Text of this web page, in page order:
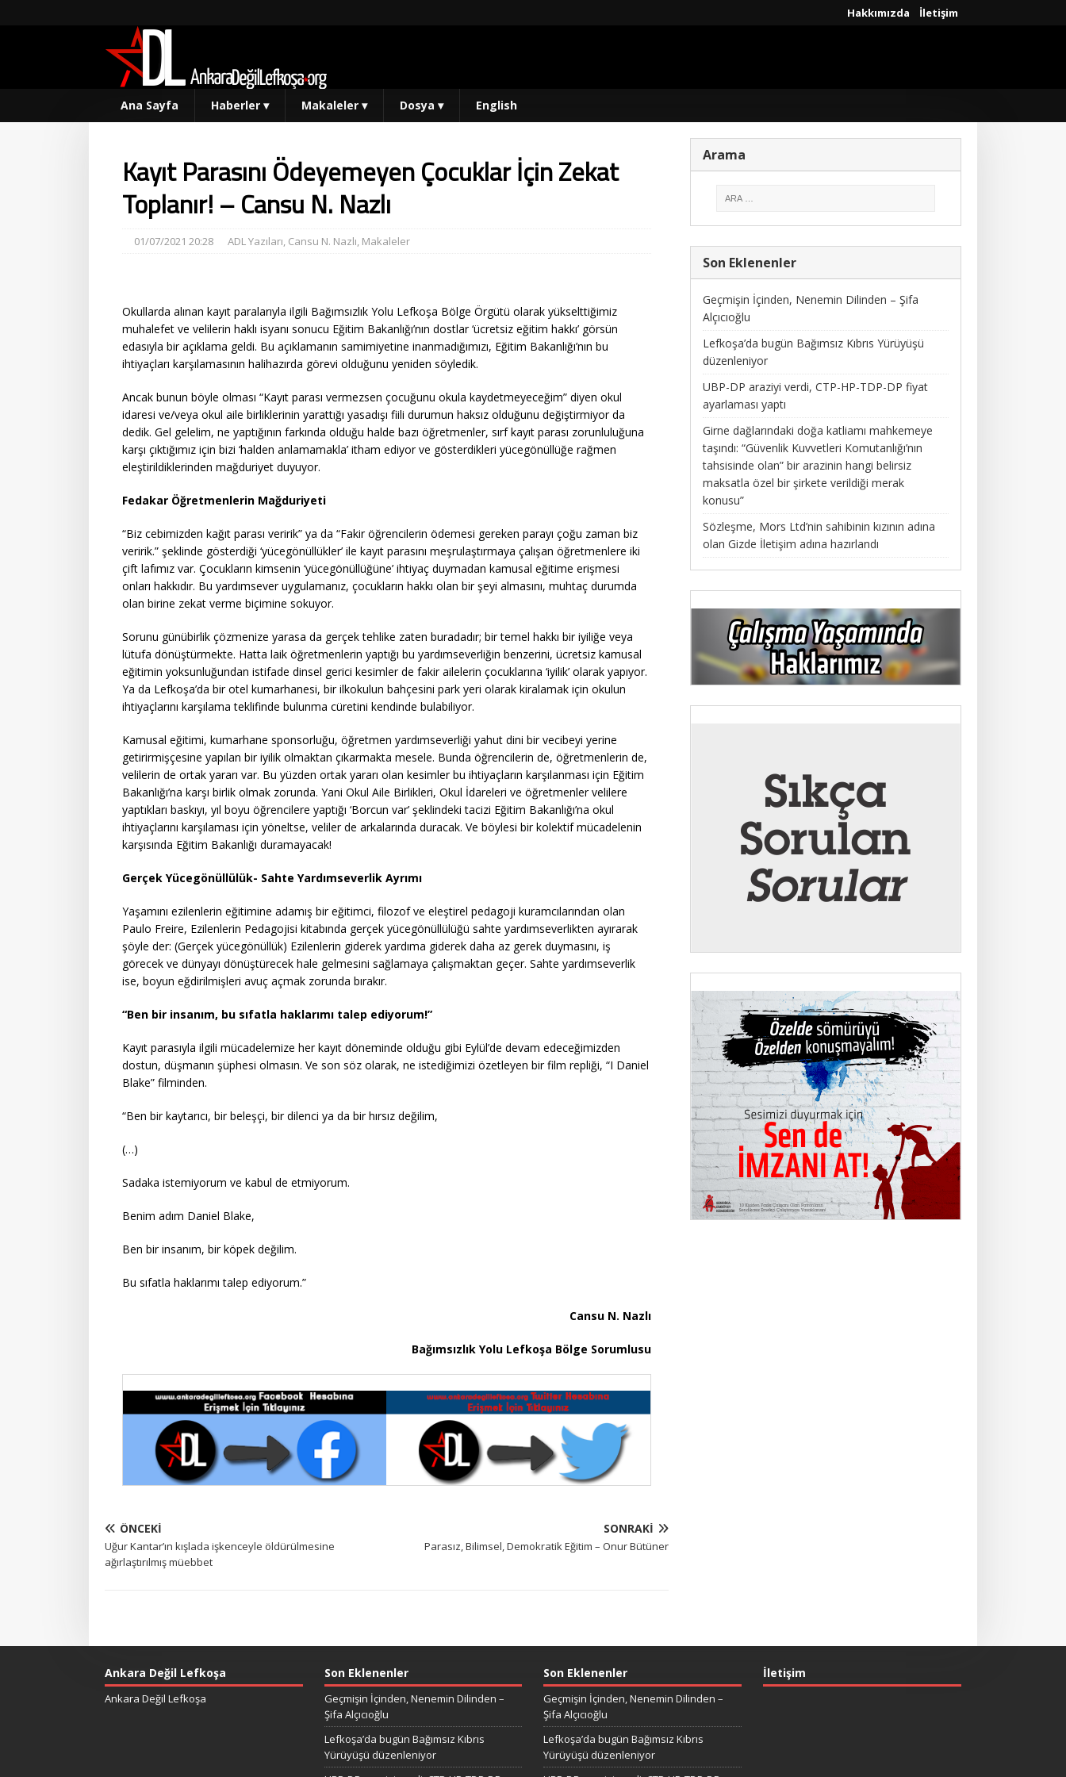
Hakkımızda İletişim
Ana Sayfa Haberler ▾ Makaleler ▾ Dosya ▾ English
Kayıt Parasını Ödeyemeyen Çocuklar İçin Zekat
Toplanır! – Cansu N. Nazlı
01/07/2021 20:28 ADL Yazıları, Cansu N. Nazlı, Makaleler
Okullarda alınan kayıt paralarıyla ilgili Bağımsızlık Yolu Lefkoşa Bölge Örgütü olarak yükselttiğimiz
muhalefet ve velilerin haklı isyanı sonucu Eğitim Bakanlığı’nın dostlar ‘ücretsiz eğitim hakkı’ görsün
edasıyla bir açıklama geldi. Bu açıklamanın samimiyetine inanmadığımızı, Eğitim Bakanlığı’nın bu
ihtiyaçları karşılamasının halihazırda görevi olduğunu yeniden söyledik.
Ancak bunun böyle olması “Kayıt parası vermezsen çocuğunu okula kaydetmeyeceğim” diyen okul
idaresi ve/veya okul aile birliklerinin yarattığı yasadışı fiili durumun haksız olduğunu değiştirmiyor da
dedik. Gel gelelim, ne yaptığının farkında olduğu halde bazı öğretmenler, sırf kayıt parası zorunluluğuna
karşı çıktığımız için bizi ‘halden anlamamakla’ itham ediyor ve gösterdikleri yücegönüllüğe rağmen
eleştirildiklerinden mağduriyet duyuyor.
Fedakar Öğretmenlerin Mağduriyeti
“Biz cebimizden kağıt parası veririk” ya da “Fakir öğrencilerin ödemesi gereken parayı çoğu zaman biz
veririk.” şeklinde gösterdiği ‘yücegönüllükler’ ile kayıt parasını meşrulaştırmaya çalışan öğretmenlere iki
çift lafımız var. Çocukların kimsenin ‘yücegönüllüğüne’ ihtiyaç duymadan kamusal eğitime erişmesi
onları hakkıdır. Bu yardımsever uygulamanız, çocukların hakkı olan bir şeyi almasını, muhtaç durumda
olan birine zekat verme biçimine sokuyor.
Sorunu günübirlik çözmenize yarasa da gerçek tehlike zaten buradadır; bir temel hakkı bir iyiliğe veya
lütufa dönüştürmekte. Hatta laik öğretmenlerin yaptığı bu yardımseverliğin benzerini, ücretsiz kamusal
eğitimin yoksunluğundan istifade dinsel gerici kesimler de fakir ailelerin çocuklarına ‘iyilik’ olarak yapıyor.
Ya da Lefkoşa’da bir otel kumarhanesi, bir ilkokulun bahçesini park yeri olarak kiralamak için okulun
ihtiyaçlarını karşılama teklifinde bulunma cüretini kendinde bulabiliyor.
Kamusal eğitimi, kumarhane sponsorluğu, öğretmen yardımseverliği yahut dini bir vecibeyi yerine
getirirmişçesine yapılan bir iyilik olmaktan çıkarmakta mesele. Bunda öğrencilerin de, öğretmenlerin de,
velilerin de ortak yararı var. Bu yüzden ortak yararı olan kesimler bu ihtiyaçların karşılanması için Eğitim
Bakanlığı’na karşı birlik olmak zorunda. Yani Okul Aile Birlikleri, Okul İdareleri ve öğretmenler velilere
yaptıkları baskıyı, yıl boyu öğrencilere yaptığı ‘Borcun var’ şeklindeki tacizi Eğitim Bakanlığı’na okul
ihtiyaçlarını karşılaması için yöneltse, veliler de arkalarında duracak. Ve böylesi bir kolektif mücadelenin
karşısında Eğitim Bakanlığı duramayacak!
Gerçek Yücegönüllülük- Sahte Yardımseverlik Ayrımı
Yaşamını ezilenlerin eğitimine adamış bir eğitimci, filozof ve eleştirel pedagoji kuramcılarından olan
Paulo Freire, Ezilenlerin Pedagojisi kitabında gerçek yücegönüllülüğü sahte yardımseverlikten ayırarak
şöyle der: (Gerçek yücegönüllük) Ezilenlerin giderek yardıma giderek daha az gerek duymasını, iş
görecek ve dünyayı dönüştürecek hale gelmesini sağlamaya çalışmaktan geçer. Sahte yardımseverlik
ise, boyun eğdirilmişleri avuç açmak zorunda bırakır.
“Ben bir insanım, bu sıfatla haklarımı talep ediyorum!”
Kayıt parasıyla ilgili mücadelemize her kayıt döneminde olduğu gibi Eylül’de devam edeceğimizden
dostun, düşmanın şüphesi olmasın. Ve son söz olarak, ne istediğimizi özetleyen bir film repliği, “I Daniel
Blake” filminden.
“Ben bir kaytarıcı, bir beleşçi, bir dilenci ya da bir hırsız değilim,
(…)
Sadaka istemiyorum ve kabul de etmiyorum.
Benim adım Daniel Blake,
Ben bir insanım, bir köpek değilim.
Bu sıfatla haklarımı talep ediyorum.”
Cansu N. Nazlı
Bağımsızlık Yolu Lefkoşa Bölge Sorumlusu
ÖNCEKI
Uğur Kantar’ın kışlada işkenceyle öldürülmesine
ağırlaştırılmış müebbet
SONRAKI
Parasız, Bilimsel, Demokratik Eğitim – Onur Bütüner
Arama
Son Eklenenler
Geçmişin İçinden, Nenemin Dilinden – Şifa
Alçıcıoğlu
Lefkoşa’da bugün Bağımsız Kıbrıs Yürüyüşü
düzenleniyor
UBP-DP araziyi verdi, CTP-HP-TDP-DP fiyat
ayarlaması yaptı
Girne dağlarındaki doğa katliamı mahkemeye
taşındı: “Güvenlik Kuvvetleri Komutanlığı’nın
tahsisinde olan” bir arazinin hangi belirsiz
maksatla özel bir şirkete verildiği merak
konusu”
Sözleşme, Mors Ltd’nin sahibinin kızının adına
olan Gizde İletişim adına hazırlandı
Ankara Değil Lefkoşa
Ankara Değil Lefkoşa
Son Eklenenler
Geçmişin İçinden, Nenemin Dilinden –
Şifa Alçıcıoğlu
Lefkoşa’da bugün Bağımsız Kıbrıs
Yürüyüşü düzenleniyor
Son Eklenenler
Geçmişin İçinden, Nenemin Dilinden –
Şifa Alçıcıoğlu
Lefkoşa’da bugün Bağımsız Kıbrıs
Yürüyüşü düzenleniyor
İletişim